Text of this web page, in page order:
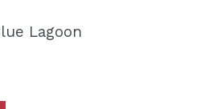
potrai fare i tuoi
lo stato dei tuoi ordini e
precedenti.
Lagoon